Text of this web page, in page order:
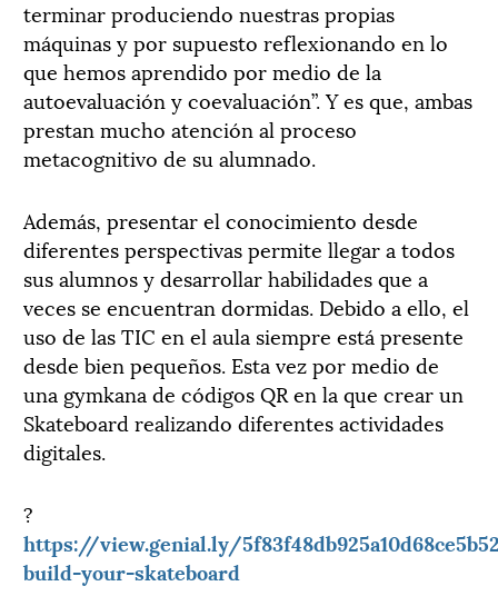
terminar produciendo nuestras propias
máquinas y por supuesto reflexionando en lo
que hemos aprendido por medio de la
autoevaluación y coevaluación”. Y es que, ambas
prestan mucho atención al proceso
metacognitivo de su alumnado.
Además, presentar el conocimiento desde
diferentes perspectivas permite llegar a todos
sus alumnos y desarrollar habilidades que a
veces se encuentran dormidas. Debido a ello, el
uso de las TIC en el aula siempre está presente
desde bien pequeños. Esta vez por medio de
una gymkana de códigos QR en la que crear un
Skateboard realizando diferentes actividades
digitales.
?
https://view.genial.ly/
build-your-skateboard